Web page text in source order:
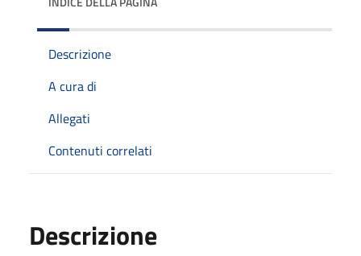
Descrizione
A cura di
Allegati
Contenuti correlati
Descrizione